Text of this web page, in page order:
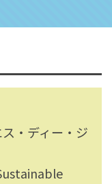
・ディー・ジ